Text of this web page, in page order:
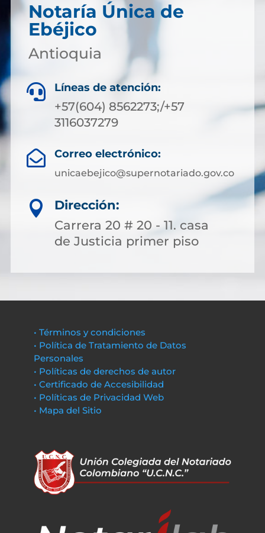
Notaría Única de
Ebéjico
Antioquia
 Líneas de atención:
+57(604) 8562273;/+57
3116037279
 Correo electrónico:
unicaebejico@supernotariado.gov.co

Dirección:
Carrera 20 # 20 - 11. casa
de Justicia primer piso
• Términos y condiciones
• Política de Tratamiento de Datos
Personales
• Políticas de derechos de autor
• Certificado de Accesibilidad
• Políticas de Privacidad Web
• Mapa del Sitio